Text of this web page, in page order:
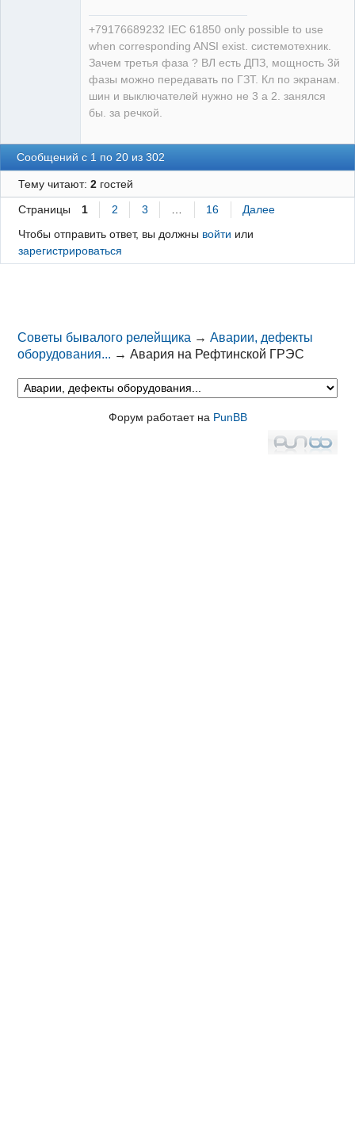
+79176689232 IEC 61850 only possible to use
when corresponding ANSI exist. системотехник.
Зачем третья фаза ? ВЛ есть ДПЗ, мощность 3й
фазы можно передавать по ГЗТ. Кл по экранам.
шин и выключателей нужно не 3 а 2. занялся
бы. за речкой.
Сообщений с 1 по 20 из 302
Тему читают: 2гостей
Страницы 1 2 3 16
Далее
Чтобы отправить ответ, вы должны войти или
зарегистрироваться
Советы бывалого релейщика →Аварии, дефекты
оборудования... →Авария на Рефтинской ГРЭС
Форум работает на PunBB